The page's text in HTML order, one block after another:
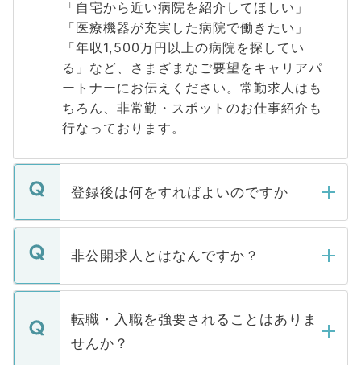
「自宅から近い病院を紹介してほしい」
「医療機器が充実した病院で働きたい」
「年収1,500万円以上の病院を探してい
る」など、さまざまなご要望をキャリアパ
ートナーにお伝えください。常勤求人はも
ちろん、非常勤・スポットのお仕事紹介も
行なっております。
登録後は何をすればよいのですか
ご登録いただきましたら、弊社担当者がご
登録内容を確認し、その後メールもしくは
ます。通常、5営業日以内にはご連絡をせて
いただきますので、しばらくお待ちくださ
非公開求人とはなんですか？
マイナビDOCTORで取り扱っている求人の
うち約3割は、Webサイトからご覧いただ
けない「非公開求人」です。非公開求人は
下記の理由によって、一般には公開してい
転職・入職を強要されることはありま
せんか？